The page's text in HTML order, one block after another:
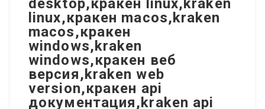
desktop,кракен linux,kraken
linux,кракен macos,kraken
macos,кракен
windows,kraken
windows,кракен веб
версия,kraken web
version,кракен api
документация,kraken api